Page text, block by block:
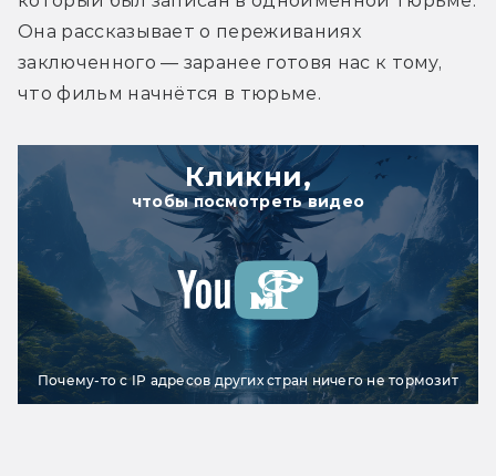
Она рассказывает о переживаниях
заключенного — заранее готовя нас к тому,
что фильм начнётся в тюрьме.
Кликни,
чтобы посмотреть видео
Почему-то с IP адресов других стран ничего не тормозит